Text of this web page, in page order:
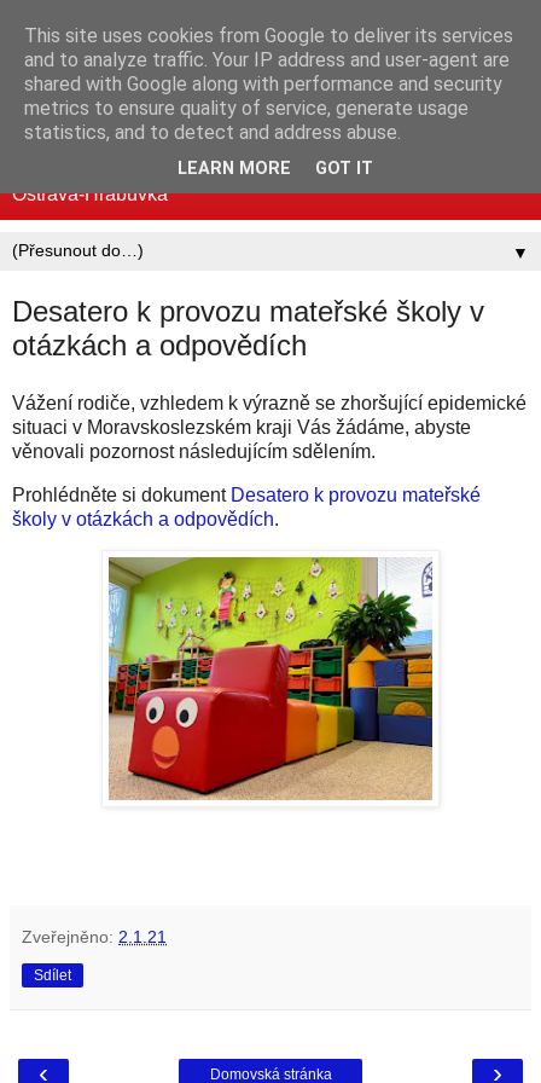
Mateřská škola MUDr.
Emílie Lukášové a Klegova
Standardní i logopedické třídy | Mjr. Nováka 30, 700 30
Ostrava-Hrabůvka
▼
Desatero k provozu mateřské školy v
otázkách a odpovědích
Vážení rodiče, vzhledem k výrazně se zhoršující epidemické
situaci v Moravskoslezském kraji Vás žádáme, abyste
věnovali pozornost následujícím sdělením.
Prohlédněte si dokument Desatero k provozu mateřské
školy v otázkách a odpovědích.
Zveřejněno: 2.1.21
Sdílet
‹ ›
Domovská stránka
This site uses cookies from Google to deliver its services
and to analyze traffic. Your IP address and user-agent are
shared with Google along with performance and security
metrics to ensure quality of service, generate usage
statistics, and to detect and address abuse.
LEARN MORE GOT IT